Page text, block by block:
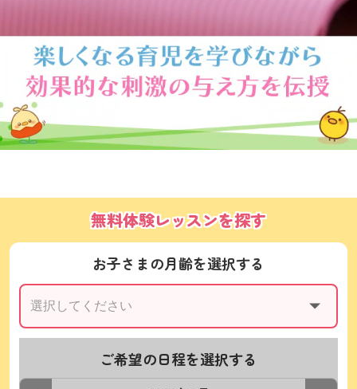
無料体験レッスンを探す
お子さまの月齢を選択する
ご希望の日程を選択する